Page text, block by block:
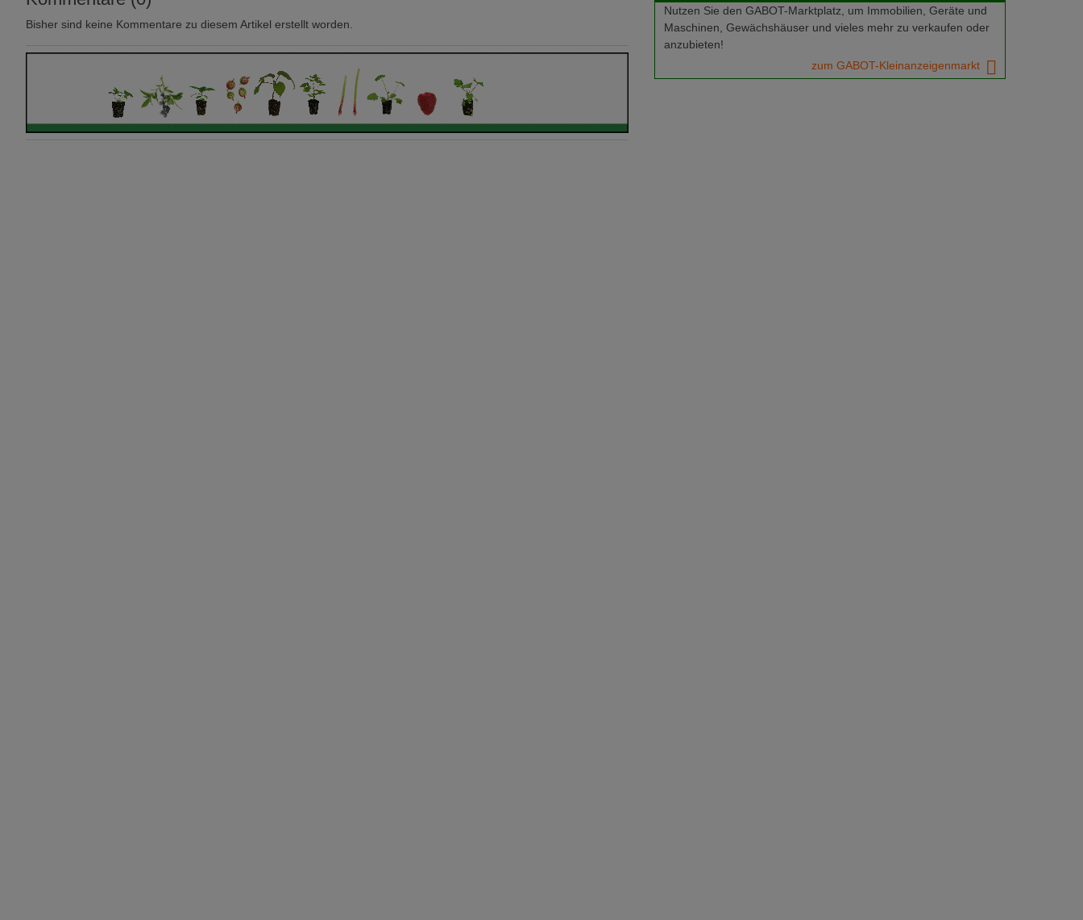
Bisher sind keine Kommentare zu diesem Artikel erstellt worden.
Nutzen Sie den GABOT-Marktplatz, um Immobilien, Geräte und
Maschinen, Gewächshäuser und vieles mehr zu verkaufen oder
anzubieten!
zum GABOT-Kleinanzeigenmarkt